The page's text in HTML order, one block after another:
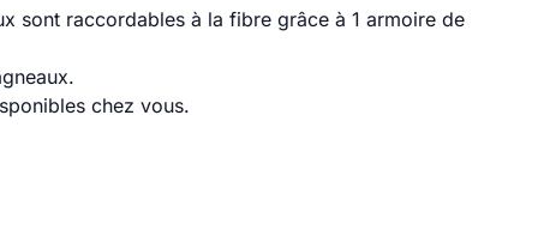
sont raccordables à la fibre grâce à 1 armoire de
chez vous.